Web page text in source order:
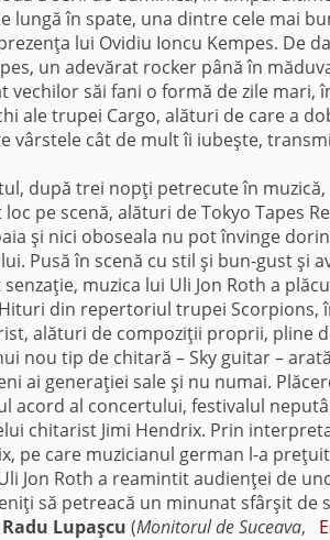
lungă în spate, una dintre cele mai
lui Ovidiu Ioncu Kempes. De
un adevărat rocker până în
vechilor săi fani o formă de zile mari,
ale trupei Cargo, alături de care a
vârstele cât de mult îi iubeşte,
după trei nopţi petrecute în
pe scenă, alături de Tokyo Tapes
şi nici oboseala nu pot învinge
Pusă în scenă cu stil şi bun-gust şi
muzica lui Uli Jon Roth a
din repertoriul trupei Scorpions,
alături de compoziţii proprii, pline
nou tip de chitară – Sky guitar –
ai generaţiei sale şi nu numai.
acord al concertului, festivalul
chitarist Jimi Hendrix. Prin
pe care muzicianul german l-a
Jon Roth a reamintit audienţei de
să petreacă un minunat sfârşit de
Radu Lupaşcu (Monitorul de Suceava,